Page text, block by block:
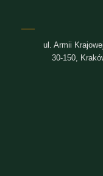
ul. Armii
30-150,